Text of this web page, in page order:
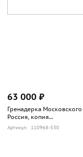
63 000 ₽
Гренадерка
Россия, копия...
Артикул: 110968-530